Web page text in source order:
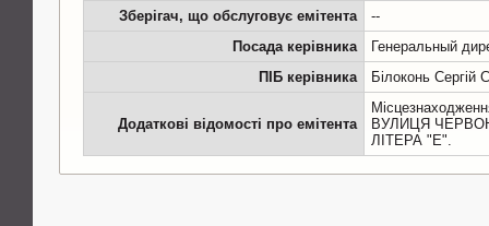
Зберігач, що обслуговує емітента
--
Посада керівника
Генеральный
ПІБ керівника
Білоконь Сергій
Додаткові відомості про емітента
ВУЛИЦЯ
ЛІТЕРА "Е".